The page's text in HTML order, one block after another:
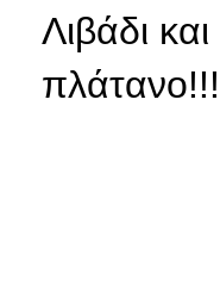
Λιβάδι
πλάτανο!!!